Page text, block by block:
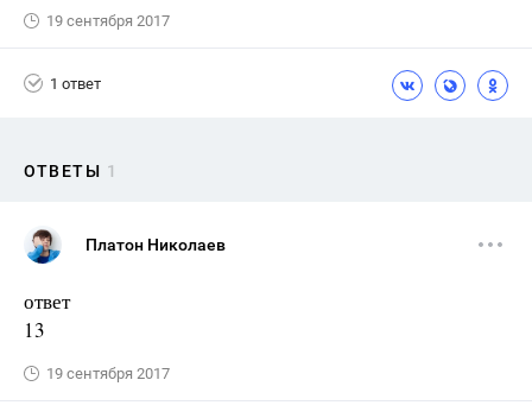
19 сентября 2017
1 ответ
ОТВЕТЫ 1
Платон Николаев
ответ
13
19 сентября 2017